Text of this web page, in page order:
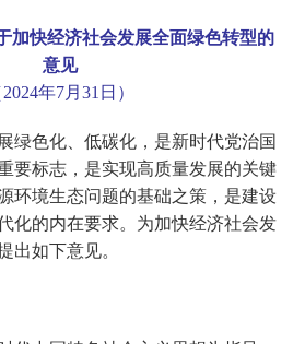
加快经济社会发展全面绿色转型的
意见
2024年7月31日）
绿色化、低碳化，是新时代党治国
要标志，是实现高质量发展的关键
环境生态问题的基础之策，是建设
化的内在要求。为加快经济社会发
出如下意见。